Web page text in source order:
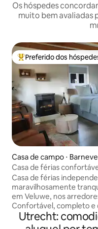
Os hóspedes
muito bem avaliadas
Entre os melhores
Preferido dos
Casa de campo ⋅
Casa de férias
em Veluwe
Casa de férias
maravilhosamente
em Veluwe, nos
Confortável, completo e
bom gosto. 2 terraços
estacionamento
Utrecht: